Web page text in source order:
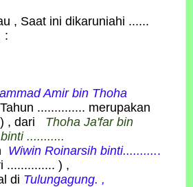
, Saat ini dikaruniahi ......
:
Amirbin Thoha
.............. merupakan
, dari Thoha Ja'far bin
...........
Wiwin Roinarsih binti...........
.............. ) ,
di Tulungagung. ,